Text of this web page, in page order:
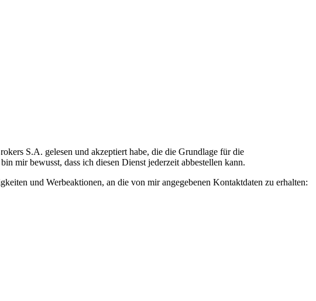
S.A. gelesen und akzeptiert habe, die die Grundlage für die
mir bewusst, dass ich diesen Dienst jederzeit abbestellen kann.
und Werbeaktionen, an die von mir angegebenen Kontaktdaten zu erhalten: